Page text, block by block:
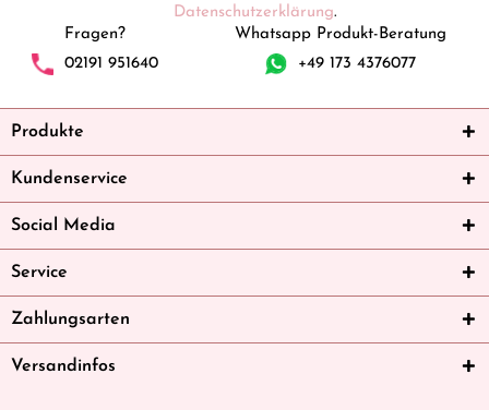
Datenschutzerklärung.
Fragen?
02191 951640
Whatsapp Produkt-Beratung
+49 173 4376077
Produkte
Kundenservice
Social Media
Service
Zahlungsarten
Versandinfos